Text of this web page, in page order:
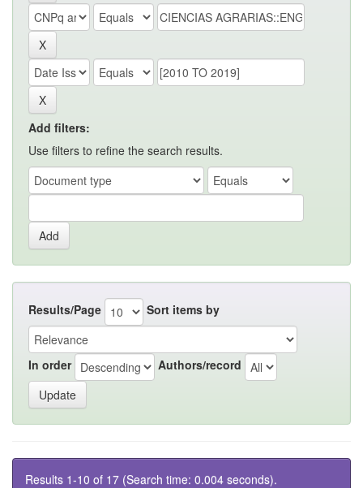
Add filters:
Use filters to refine the search results.
Results/Page Sort items by
In order Authors/record
Results 1-10 of 17 (Search time: 0.004 seconds).